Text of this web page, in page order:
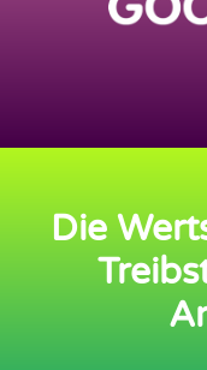
Die